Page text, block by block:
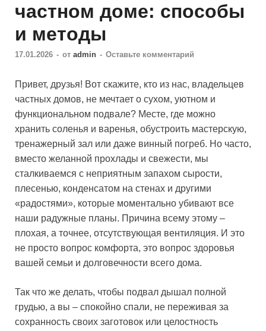
частном доме: способы
и методы
17.01.2026 - от admin - Оставьте комментарий
Привет, друзья! Вот скажите, кто из нас, владельцев
частных домов, не мечтает о сухом, уютном и
функциональном подвале? Месте, где можно
хранить соленья и варенья, обустроить мастерскую,
тренажерный зал или даже винный погреб. Но часто,
вместо желанной прохлады и свежести, мы
сталкиваемся с неприятным запахом сырости,
плесенью, конденсатом на стенах и другими
«радостями», которые моментально убивают все
наши радужные планы. Причина всему этому –
плохая, а точнее, отсутствующая вентиляция. И это
не просто вопрос комфорта, это вопрос здоровья
вашей семьи и долговечности всего дома.
Так что же делать, чтобы подвал дышал полной
грудью, а вы – спокойно спали, не переживая за
сохранность своих заготовок или целостность